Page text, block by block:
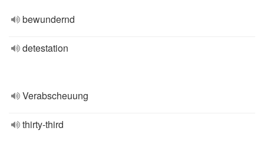
bewundernd
detestation
Verabscheuung
thirty-third